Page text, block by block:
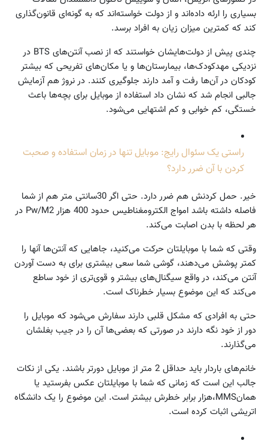
بسیاری را ارئه داده‌اند و از دولت خواسته‌اند که به گونه‌ای قانون‌گذاری
کند که کمترین میزان زیان به افراد برسد.
چندی پیش از دولت‌هایشان خواستند که از نصب آنتن‌های BTS در
نزدیکی مهدکودک‌ها، بیمارستان‌ها و یا مکان‌های تفریحی که بیشتر
کودکان در آن‌ها رفت و آمد دارند جلوگیری کنند. در نروژ هم آزمایش
جالبی انجام شد که نشان داد استفاده از موبایل برای بچه‌ها باعث
خستگی، کم خوابی و کم اشتهایی می‌شود.
راستی یک سئوال رایج: موبایل تنها در زمان استفاده و صحبت
کردن با آن ضرر دارد؟
خیر. حمل کردنش هم ضرر دارد. حتی اگر 30سانتی متر هم از شما
فاصله داشته باشد امواج الکترومغناطیس حدود 400 هزار Pw/M2 در
هر لحظه با بدن اصابت می‌کند.
وقتی که شما با موبایلتان حرکت می‌کنید، جاهایی که آنتن‌ها آنها را
کمتر پوشش می‌دهند، گوشی شما سعی بیشتری برای به دست آوردن
آنتن می‌کند، در واقع سیگنال‌های بیشتر و قوی‌تری از خود ساطع
می‌کند که این موضوع بسیار خطرناک است.
حتی به افرادی که مشکل قلبی دارند سفارش می‌شود که موبایل را
دور از خود نگه دارند در صورتی که بعضی‌ها آن را در جیب بغلشان
می‌گذارند.
خانم‌های باردار باید حداقل 2 متر از موبایل دورتر باشند. یکی از نکات
جالب این است که زمانی که شما با موبایلتان عکس بفرستید یا
همانMMS،هزار برابر خطرش بیشتر است. این موضوع را یک دانشگاه
اتریشی اثبات کرده است.